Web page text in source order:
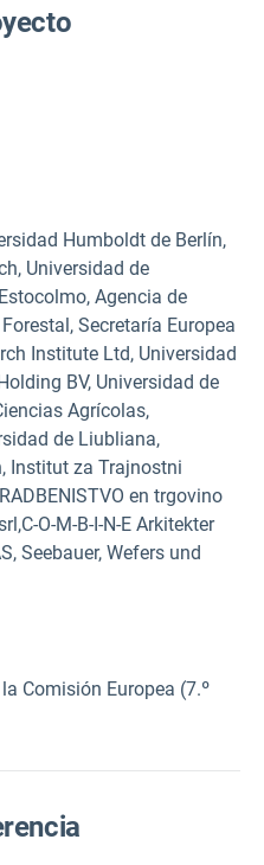
Humboldt de Berlín,
Universidad de
Agencia de
, Secretaría Europea
Institute Ltd, Universidad
BV, Universidad de
Agrícolas,
de Liubliana,
Institut za Trajnostni
en trgovino
O-M-B-I-N-E Arkitekter
Seebauer, Wefers und
Comisión Europea (7.º